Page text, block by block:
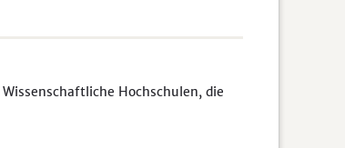
Hochschulen, die